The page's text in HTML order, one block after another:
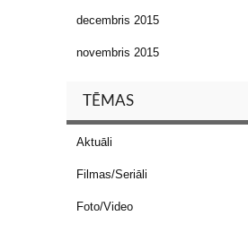
decembris 2015
novembris 2015
TĒMAS
Aktuāli
Filmas/Seriāli
Foto/Video